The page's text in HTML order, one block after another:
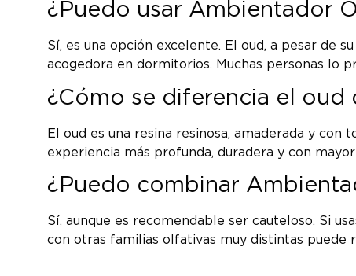
¿Puedo usar Ambientador
Sí, es una opción excelente. El oud, a pesar de
acogedora en dormitorios. Muchas personas lo
¿Cómo se diferencia el oud
El oud es una resina resinosa, amaderada y
experiencia más profunda, duradera y con
¿Puedo combinar
Sí, aunque es recomendable ser cauteloso. Si
con otras familias olfativas muy distintas puede